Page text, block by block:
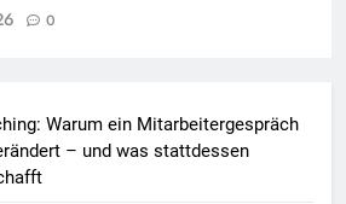
0
Warum ein Mitarbeitergespräch
– und was stattdessen